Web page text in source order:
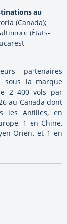
au
(Canada);
(États-
partenaires
sous la marque
2 400 vols par
au Canada dont
les Antilles, en
, 1 en Chine,
Orient et 1 en